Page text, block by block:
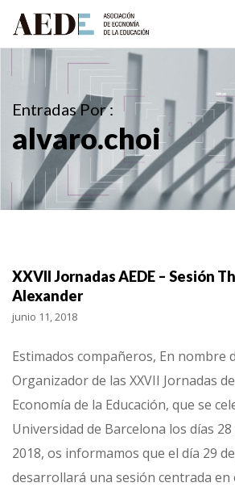
Entradas Por :
alvaro.choi
XXVII Jornadas AEDE – Sesión
Alexander
junio 11, 2018
Estimados compañeros, En nombre
Organizador de las XXVII Jornadas
Economía de la Educación, que se
Universidad de Barcelona los días
2018, os informamos que el día 29
desarrollará una sesión centrada